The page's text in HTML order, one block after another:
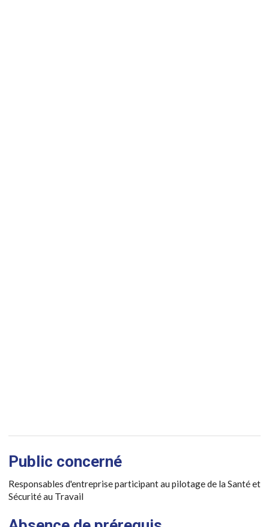
Public concerné
Responsables d'entreprise participant au pilotage de la Santé et
Sécurité au Travail